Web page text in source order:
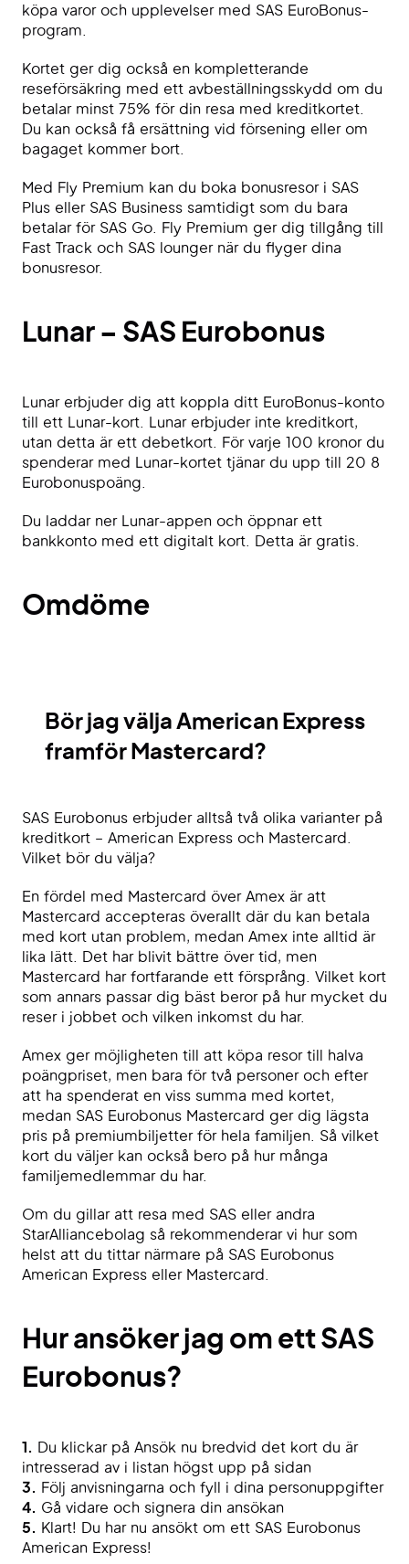
köpa varor och upplevelser med SAS EuroBonus-
program.
Kortet ger dig också en kompletterande
reseförsäkring med ett avbeställningsskydd om du
betalar minst 75% för din resa med kreditkortet.
Du kan också få ersättning vid försening eller om
bagaget kommer bort.
Med Fly Premium kan du boka bonusresor i SAS
Plus eller SAS Business samtidigt som du bara
betalar för SAS Go. Fly Premium ger dig tillgång till
Fast Track och SAS lounger när du flyger dina
bonusresor.
Lunar – SAS Eurobonus
Lunar erbjuder dig att koppla ditt EuroBonus-konto
till ett Lunar-kort. Lunar erbjuder inte kreditkort,
utan detta är ett debetkort. För varje 100 kronor du
spenderar med Lunar-kortet tjänar du upp till 20 8
Eurobonuspoäng.
Du laddar ner Lunar-appen och öppnar ett
bankkonto med ett digitalt kort. Detta är gratis.
Omdöme
Bör jag välja American Express
framför Mastercard?
SAS Eurobonus erbjuder alltså två olika varianter på
kreditkort – American Express och Mastercard.
Vilket bör du välja?
En fördel med Mastercard över Amex är att
Mastercard accepteras överallt där du kan betala
med kort utan problem, medan Amex inte alltid är
lika lätt. Det har blivit bättre över tid, men
Mastercard har fortfarande ett försprång. Vilket kort
som annars passar dig bäst beror på hur mycket du
reser i jobbet och vilken inkomst du har.
Amex ger möjligheten till att köpa resor till halva
poängpriset, men bara för två personer och efter
att ha spenderat en viss summa med kortet,
medan SAS Eurobonus Mastercard ger dig lägsta
pris på premiumbiljetter för hela familjen. Så vilket
kort du väljer kan också bero på hur många
familjemedlemmar du har.
Om du gillar att resa med SAS eller andra
StarAlliancebolag så rekommenderar vi hur som
helst att du tittar närmare på SAS Eurobonus
American Express eller Mastercard.
Hur ansöker jag om ett SAS
Eurobonus?
1. Du klickar på Ansök nu bredvid det kort du är
intresserad av i listan högst upp på sidan
3. Följ anvisningarna och fyll i dina personuppgifter
4. Gå vidare och signera din ansökan
5. Klart! Du har nu ansökt om ett SAS Eurobonus
American Express!